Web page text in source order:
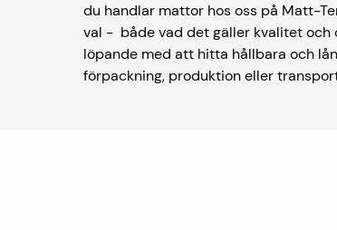
du handlar mattor hos oss på Matt-
val - både vad det gäller kvalitet och
löpande med att hitta hållbara och
förpackning, produktion eller